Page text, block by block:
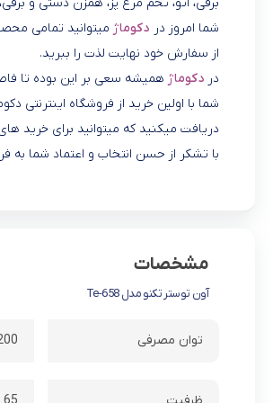
شما امروز در دکوماژ میتوانید تمامی
از سفارش خود نهایت لذت را ببرید.
در دکوماژ همیشه سعی بر این بوده تا
شما با اولین خرید از فروشگاه
دریافت میکنید که میتوانید برای خرید
با تشکر از حسن انتخاب و اعتماد شما به
مشخصات
آون توستر تکنو مدل Te-658
توان مصرفی